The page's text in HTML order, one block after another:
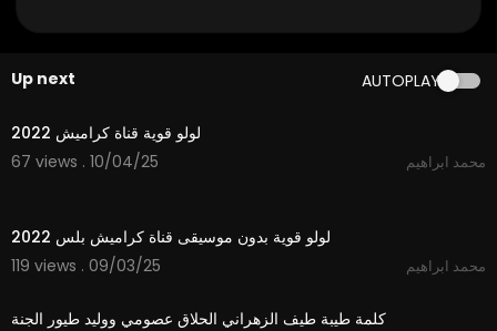
Up next AUTOPLAY
2:40
لولو قوية قناة كراميش 2022
67 views . 10/04/25
محمد ابراهيم
لولو قوية بدون موسيقى قناة كراميش بلس 2022
119 views . 09/03/25
محمد ابراهيم
كلمة طيبة طيف الزهراني الحلاق عصومي ووليد طيور الجنة